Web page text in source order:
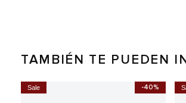
TAMBIÉN TE PUEDEN
-40%
Sale